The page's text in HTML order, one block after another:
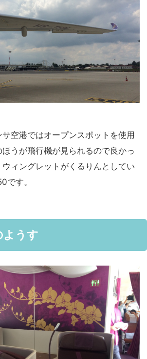
サ空港ではオープンスポットを使用
うが飛行機が見られるので良かっ
ィングレットがくるりんとしてい
です。
うす